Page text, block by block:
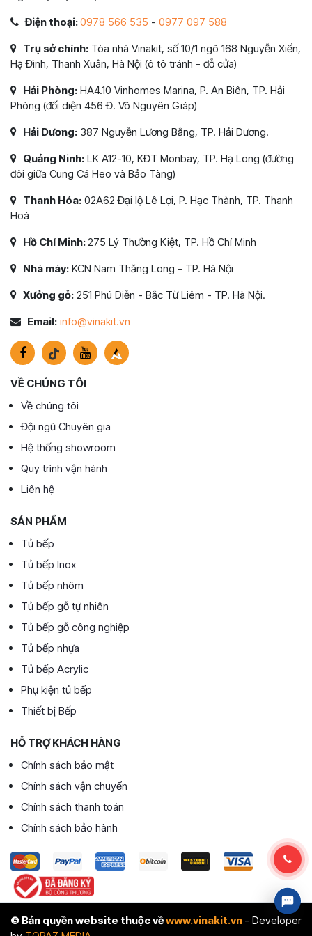
Điện thoại:0978 566 535 - 0977 097 588
Trụ sở chính: Tòa nhà Vinakit, số 10/1 ngõ 168 Nguyễn Xiển,
Hạ Đình, Thanh Xuân, Hà Nội (ô tô tránh - đỗ cửa)
Hải Phòng: HA4.10 Vinhomes Marina, P. An Biên, TP. Hải
Phòng (đối diện 456 Đ. Võ Nguyên Giáp)
Hải Dương: 387 Nguyễn Lương Bằng, TP. Hải Dương.
Quảng Ninh: LK A12-10, KĐT Monbay, TP. Hạ Long (đường
đôi giữa Cung Cá Heo và Bảo Tàng)
Thanh Hóa: 02A62 Đại lộ Lê Lợi, P. Hạc Thành, TP. Thanh
Hoá
Hồ Chí Minh:275 Lý Thường Kiệt, TP. Hồ Chí Minh
Nhà máy: KCN Nam Thăng Long - TP. Hà Nội
Xưởng gỗ: 251 Phú Diễn - Bắc Từ Liêm - TP. Hà Nội.
Email: info@vinakit.vn
VỀ CHÚNG TÔI
Về chúng tôi
Đội ngũ Chuyên gia
Hệ thống showroom
Quy trình vận hành
Liên hệ
SẢN PHẨM
Tủ bếp
Tủ bếp Inox
Tủ bếp nhôm
Tủ bếp gỗ tự nhiên
Tủ bếp gỗ công nghiệp
Tủ bếp nhựa
Tủ bếp Acrylic
Phụ kiện tủ bếp
Thiết bị Bếp
HỖ TRỢ KHÁCH HÀNG
Chính sách bảo mật
Chính sách vận chuyển
Chính sách thanh toán
Chính sách bảo hành
© Bản quyền website thuộc vềwww.vinakit.vn - Developer